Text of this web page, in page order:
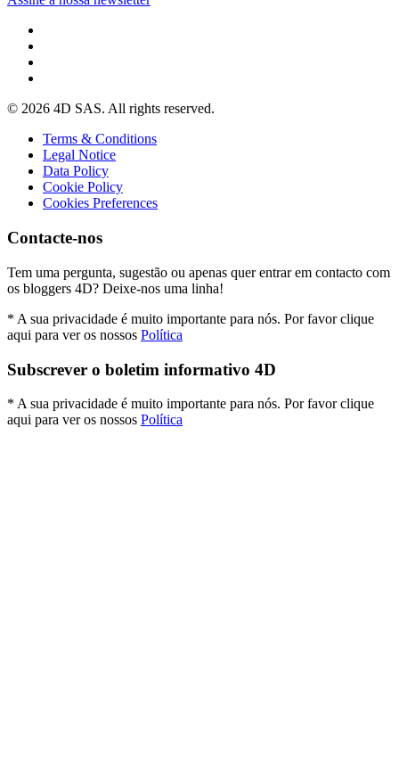
© 2026 4D SAS. All rights reserved.
Terms & Conditions
Legal Notice
Data Policy
Cookie Policy
Cookies Preferences
Contacte-nos
Tem uma pergunta, sugestão ou apenas quer entrar em contacto com
os bloggers 4D? Deixe-nos uma linha!
* A sua privacidade é muito importante para nós. Por favor clique
aqui para ver os nossos Política
Subscrever o boletim informativo 4D
* A sua privacidade é muito importante para nós. Por favor clique
aqui para ver os nossos Política